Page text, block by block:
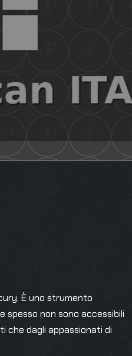
È uno strumento
spesso non sono accessibili
che dagli appassionati di